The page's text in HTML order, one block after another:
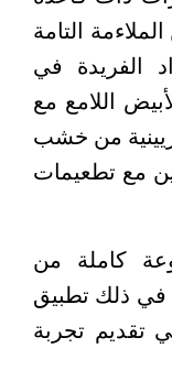
التامة
الفريدة في
اللامع مع
من خشب
مع تطعيمات
كاملة من
في ذلك تطبيق
تقديم تجربة